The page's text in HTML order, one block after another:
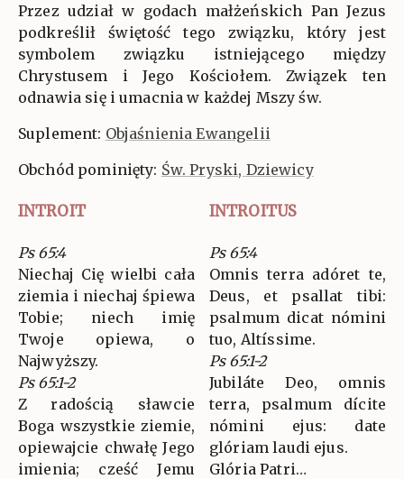
Przez udział w godach małżeńskich Pan Jezus
podkreślił świętość tego związku, który jest
symbolem związku istniejącego między
Chrystusem i Jego Kościołem. Związek ten
odnawia się i umacnia w każdej Mszy św.
Suplement: Objaśnienia Ewangelii
Obchód pominięty: Św. Pryski, Dziewicy
INTROIT INTROITUS
Ps 65:4
Niechaj Cię wielbi cała
ziemia i niechaj śpiewa
Tobie; niech imię
Twoje opiewa, o
Najwyższy.
Ps 65:1-2
Z radością sławcie
Boga wszystkie ziemie,
opiewajcie chwałę Jego
imienia; cześć Jemu
Ps 65:4
Omnis terra adóret te,
Deus, et psallat tibi:
psalmum dicat nómini
tuo, Altíssime.
Ps 65:1-2
Jubiláte Deo, omnis
terra, psalmum dícite
nómini ejus: date
glóriam laudi ejus.
Glória Patri…